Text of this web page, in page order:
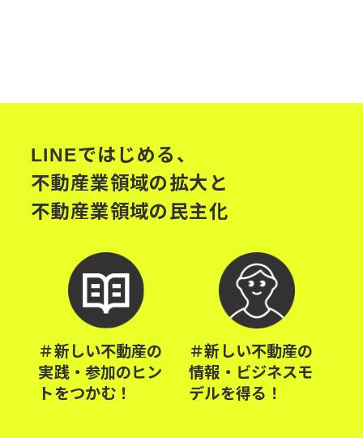
LINEではじめる、
不動産業領域の拡大と
不動産業領域の民主化
＃新しい不動産の
実践・参加のヒン
トをつかむ！
＃新しい不動産の
情報・ビジネスモ
デルを得る！